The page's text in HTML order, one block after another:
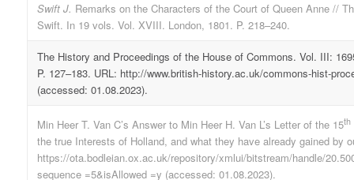
Swift J. Remarks on the Characters of the Court of Queen Anne //
Swift. In 19 vols. Vol. XVIII. London, 1801. P. 218–240.
The History and Proceedings of the House of Commons. Vol. III:
P. 127–183. URL: http://www.british-history.ac.uk/commons-hist-
(accessed: 01.08.2023).
Min Heer T. Van C’s Answer to Min Heer H. Van L’s Letter of the 15th
the true Interests of Holland, and what they have already gained by
https://ota.bodleian.ox.ac.uk/repository/xmlui/bitstream/handle/
sequence =5&isAllowed =y (accessed: 01.08.2023).